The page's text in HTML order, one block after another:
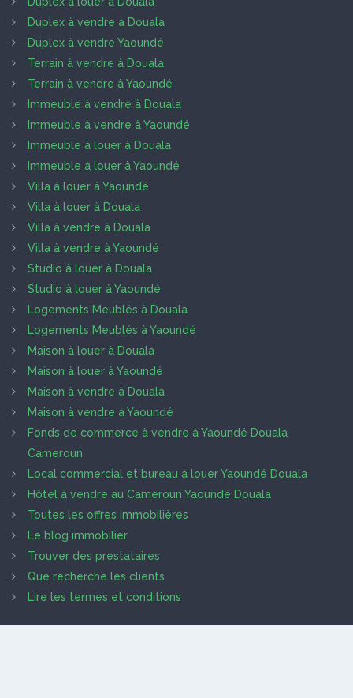
Duplex à vendre à Douala
Duplex à vendre Yaoundé
Terrain à vendre à Douala
Terrain à vendre à Yaoundé
Immeuble à vendre à Douala
Immeuble à vendre à Yaoundé
Immeuble à louer à Douala
Immeuble à louer à Yaoundé
Villa à louer à Yaoundé
Villa à louer à Douala
Villa à vendre à Douala
Villa à vendre à Yaoundé
Studio à louer à Douala
Studio à louer à Yaoundé
Logements Meublés à Douala
Logements Meublés à Yaoundé
Maison à louer à Douala
Maison à louer à Yaoundé
Maison à vendre à Douala
Maison à vendre à Yaoundé
Fonds de commerce à vendre à Yaoundé Douala
Cameroun
Local commercial et bureau à louer Yaoundé Douala
Hôtel à vendre au Cameroun Yaoundé Douala
Toutes les offres immobilières
Le blog immobilier
Trouver des prestataires
Que recherche les clients
Lire les termes et conditions